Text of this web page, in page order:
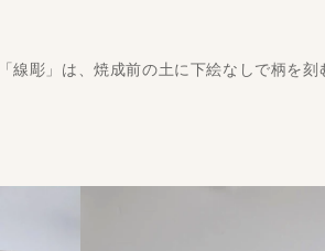
線彫」は、焼成前の土に下絵なしで柄を